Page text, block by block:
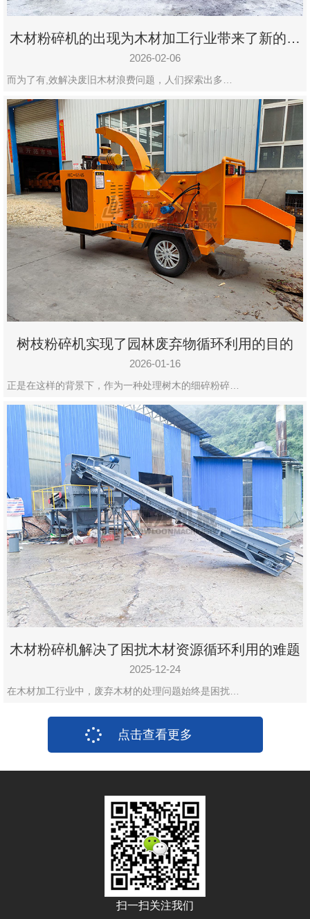
木材粉碎机的出现为木材加工行业带来了新的变
化
2026-02-06
而为了有,效解决废旧木材浪费问题，人们探索出多…
树枝粉碎机实现了园林废弃物循环利用的目的
2026-01-16
正是在这样的背景下，作为一种处理树木的细碎粉碎…
木材粉碎机解决了困扰木材资源循环利用的难题
2025-12-24
在木材加工行业中，废弃木材的处理问题始终是困扰…
点击查看更多
扫一扫关注我们